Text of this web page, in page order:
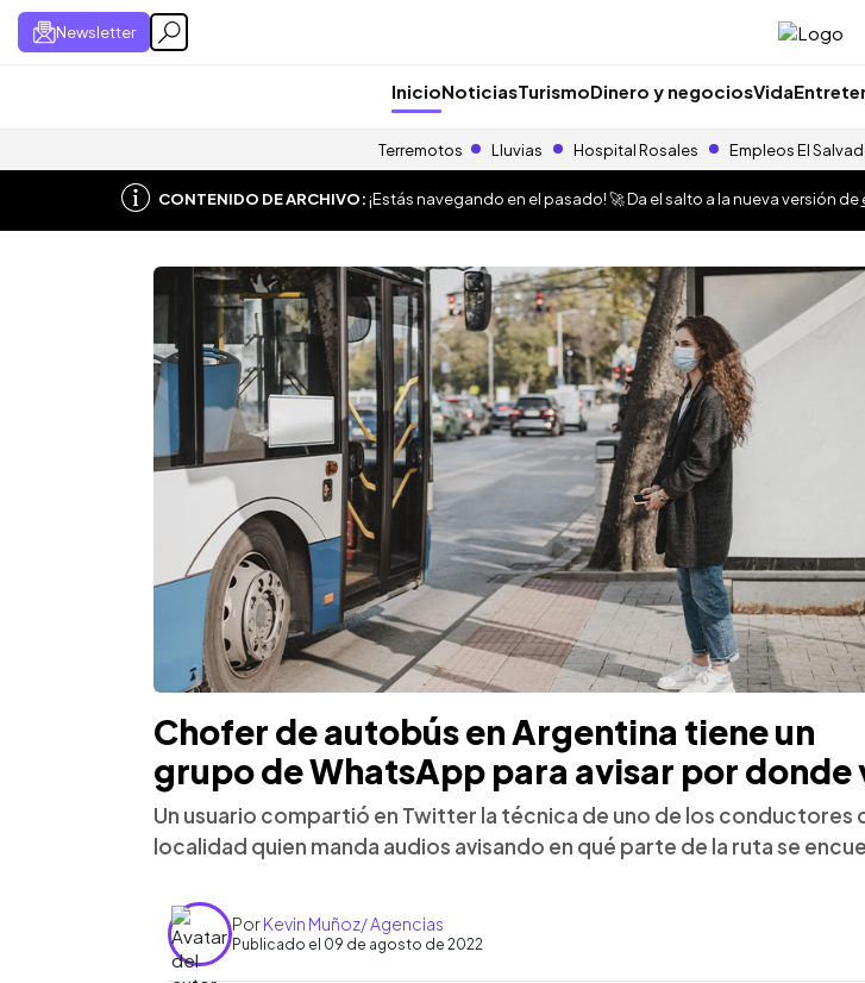
Newsletter
InicioNoticiasTurismoDinero y negociosVida
Terremotos Lluvias Hospital Rosales Empleos El
CONTENIDO DE ARCHIVO:¡Estás navegando en el pasado! 🚀 Da el salto a la nueva versión de
Chofer de autobús en Argentina tiene un
grupo de WhatsApp para avisar por donde
Un usuario compartió en Twitter la técnica de uno de los conductores
localidad quien manda audios avisando en qué parte de la ruta se
PorKevin Muñoz/ Agencias
Publicado el 09 de agosto de 2022